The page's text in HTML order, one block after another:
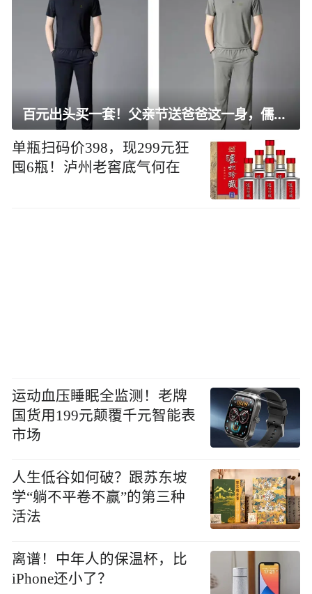
百元出头买一套！父亲节送爸爸这一身，儒雅有型还凉爽
单瓶扫码价398，现299元狂
囤6瓶！泸州老窖底气何在
运动血压睡眠全监测！老牌
国货用199元颠覆千元智能表
市场
人生低谷如何破？跟苏东坡
学“躺不平卷不赢”的第三种
活法
离谱！中年人的保温杯，比
iPhone还小了？